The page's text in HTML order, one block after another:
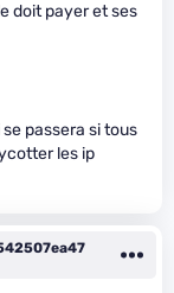
doit payer et ses
passera si tous
les ip